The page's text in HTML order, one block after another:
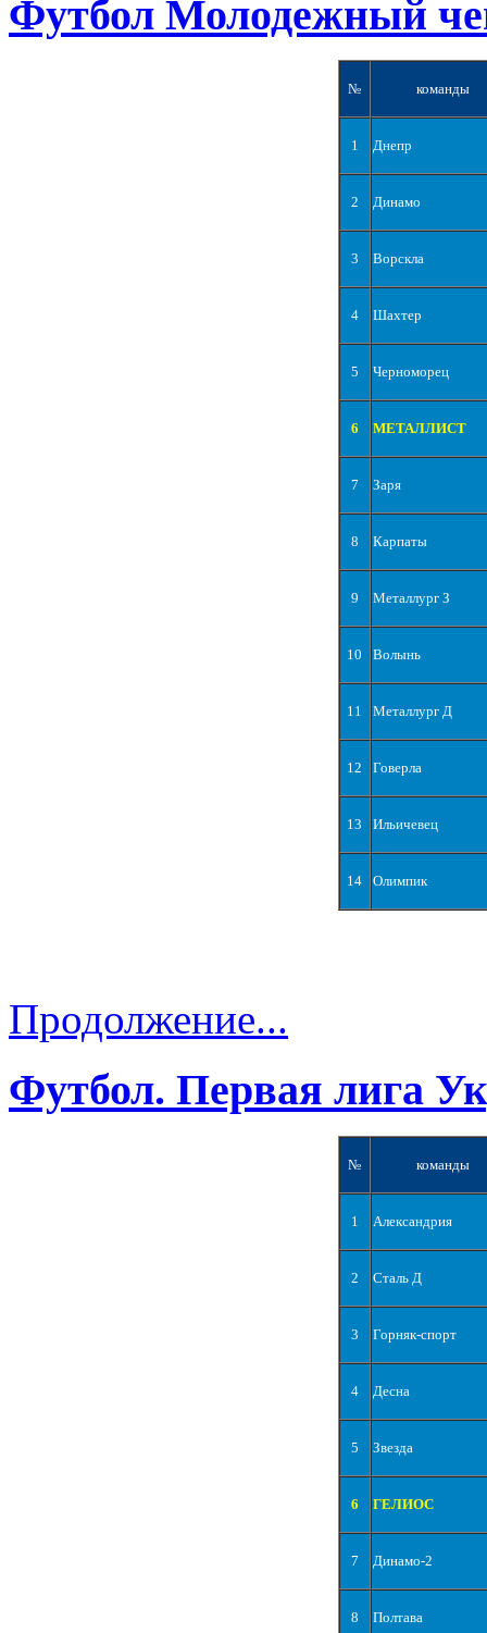
Футбол Молодежный
№ команды
1 Днепр
2 Динамо
3 Ворскла
4 Шахтер
5 Черноморец
6 МЕТАЛЛИСТ
7 Заря
8 Карпаты
9 Металлург З
10 Волынь
11 Металлург Д
12 Говерла
13 Ильичевец
14 Олимпик
Продолжение...
Футбол. Первая лига
№ команды
1 Александрия
2 Сталь Д
3 Горняк-спорт
4 Десна
5 Звезда
6 ГЕЛИОС
7 Динамо-2
8 Полтава